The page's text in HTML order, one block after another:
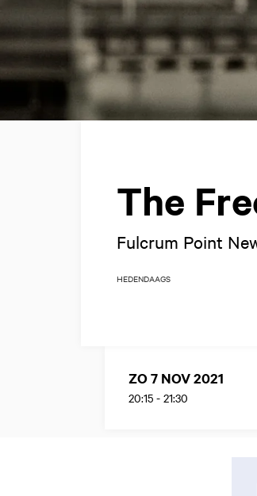
The
Fulcrum Point
HEDENDAAGS
ZO 7 NOV 2021
20:15 - 21:30